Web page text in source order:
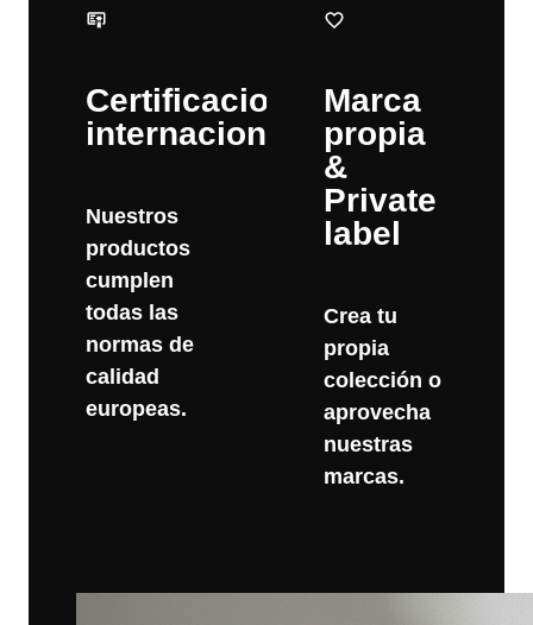
Certificaciones
internacionales
Nuestros
productos
cumplen
todas las
normas de
calidad
europeas.
Marca
propia
&
Private
label
Crea tu
propia
colección o
aprovecha
nuestras
marcas.